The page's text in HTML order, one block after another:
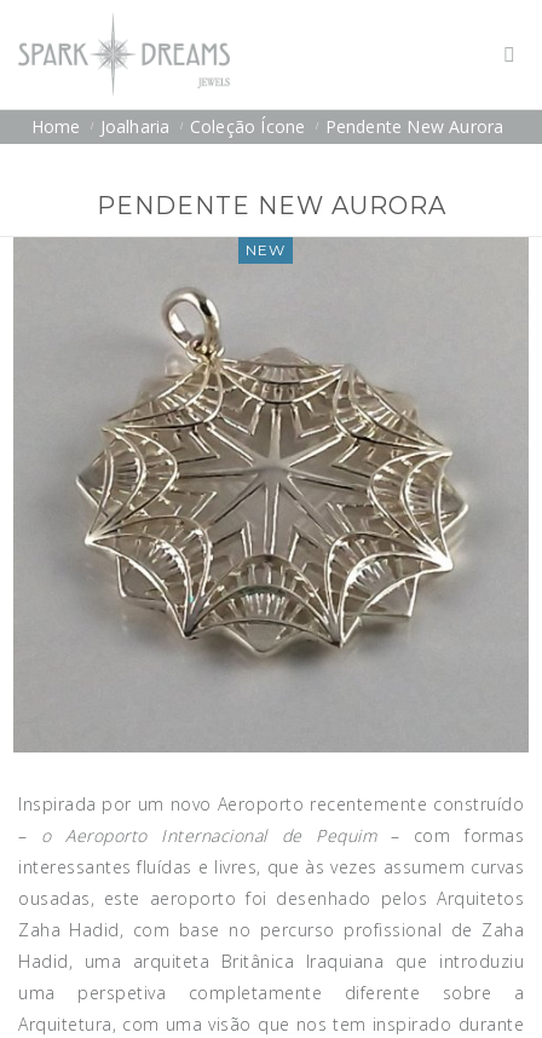
Home Joalharia Coleção Ícone Pendente New Aurora
PENDENTE NEW AURORA
NEW
Inspirada por um novo Aeroporto recentemente construído
– o Aeroporto Internacional de Pequim – com formas
interessantes fluídas e livres, que às vezes assumem curvas
ousadas, este aeroporto foi desenhado pelos Arquitetos
Zaha Hadid, com base no percurso profissional de Zaha
Hadid, uma arquiteta Britânica Iraquiana que introduziu
uma perspetiva completamente diferente sobre a
Arquitetura, com uma visão que nos tem inspirado durante